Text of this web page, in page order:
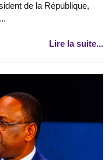
de la République,
Lire la suite...